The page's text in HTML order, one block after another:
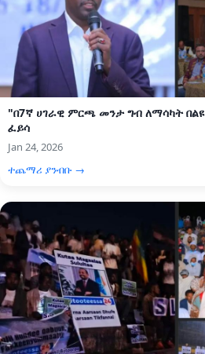
"በ7ኛ ሀገራዊ ምርጫ መንታ ግብ ለማሳካት
ፈይሳ
Jan 24, 2026
ተጨማሪ ያንብቡ →